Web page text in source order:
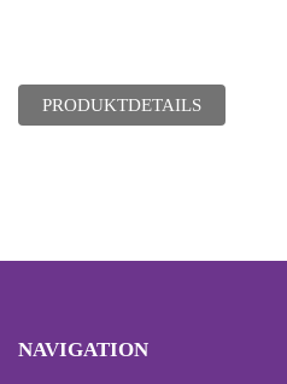
PRODUKTDETAILS
NAVIGATION